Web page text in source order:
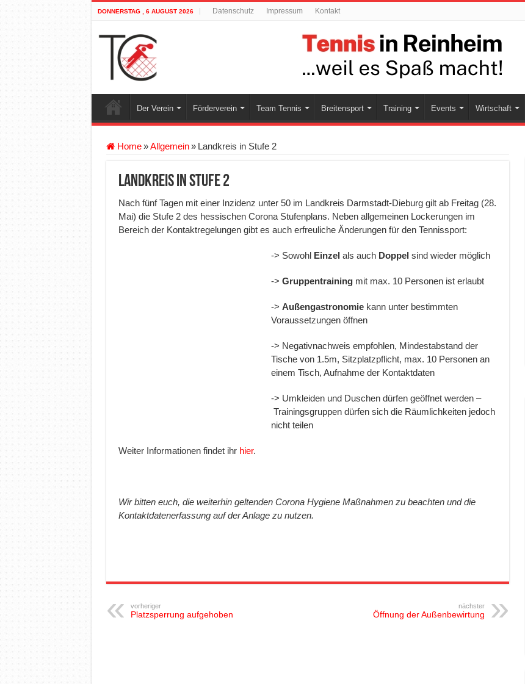
DONNERSTAG , 6 AUGUST 2026 Datenschutz Impressum Kontakt
Der Verein Förderverein Team Tennis Breitensport Training Events Wirtschaft
Home » Allgemein » Landkreis in Stufe 2
Landkreis in Stufe 2
Nach fünf Tagen mit einer Inzidenz unter 50 im Landkreis Darmstadt-Dieburg gilt ab Freitag (28.
Mai) die Stufe 2 des hessischen Corona Stufenplans. Neben allgemeinen Lockerungen im
Bereich der Kontaktregelungen gibt es auch erfreuliche Änderungen für den Tennissport:
-> Sowohl Einzel als auch Doppel sind wieder möglich
-> Gruppentrainingmit max. 10 Personen ist erlaubt
-> Außengastronomiekann unter bestimmten
Voraussetzungen öffnen
-> Negativnachweis empfohlen, Mindestabstand der
Tische von 1.5m, Sitzplatzpflicht, max. 10 Personen an
einem Tisch, Aufnahme der Kontaktdaten
-> Umkleiden und Duschen dürfen geöffnet werden –
Trainingsgruppen dürfen sich die Räumlichkeiten jedoch
nicht teilen
Weiter Informationen findet ihr hier.
Wir bitten euch, die weiterhin geltenden Corona Hygiene Maßnahmen zu beachten und die
Kontaktdatenerfassung auf der Anlage zu nutzen.
vorheriger
Platzsperrung aufgehoben
nächster
Öffnung der Außenbewirtung